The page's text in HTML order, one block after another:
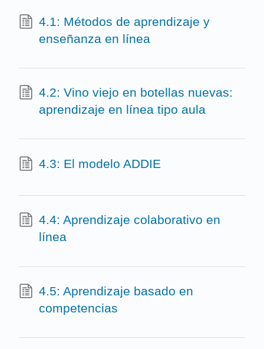
4.1: Métodos de aprendizaje y
enseñanza en línea
4.2: Vino viejo en botellas nuevas:
aprendizaje en línea tipo aula
4.3: El modelo ADDIE
4.4: Aprendizaje colaborativo en
línea
4.5: Aprendizaje basado en
competencias